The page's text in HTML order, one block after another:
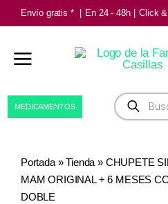
Saltar
al
contenido
Envío gratis * En 24 - 48h Click
Búsqueda
de
productos
MEDICAMENTOS
Portada»Tienda » CHUPETE
MAM ORIGINAL + 6 MESES
DOBLE